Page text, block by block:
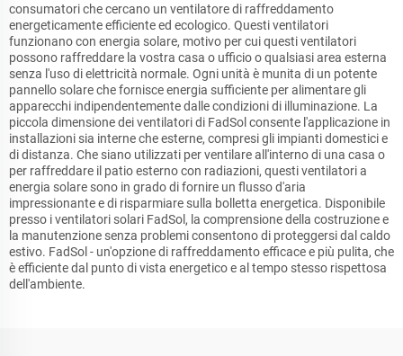
consumatori che cercano un ventilatore di raffreddamento
energeticamente efficiente ed ecologico. Questi ventilatori
funzionano con energia solare, motivo per cui questi ventilatori
possono raffreddare la vostra casa o ufficio o qualsiasi area esterna
senza l'uso di elettricità normale. Ogni unità è munita di un potente
pannello solare che fornisce energia sufficiente per alimentare gli
apparecchi indipendentemente dalle condizioni di illuminazione. La
piccola dimensione dei ventilatori di FadSol consente l'applicazione in
installazioni sia interne che esterne, compresi gli impianti domestici e
di distanza. Che siano utilizzati per ventilare all'interno di una casa o
per raffreddare il patio esterno con radiazioni, questi ventilatori a
energia solare sono in grado di fornire un flusso d'aria
impressionante e di risparmiare sulla bolletta energetica. Disponibile
presso i ventilatori solari FadSol, la comprensione della costruzione e
la manutenzione senza problemi consentono di proteggersi dal caldo
estivo. FadSol - un'opzione di raffreddamento efficace e più pulita, che
è efficiente dal punto di vista energetico e al tempo stesso rispettosa
dell'ambiente.